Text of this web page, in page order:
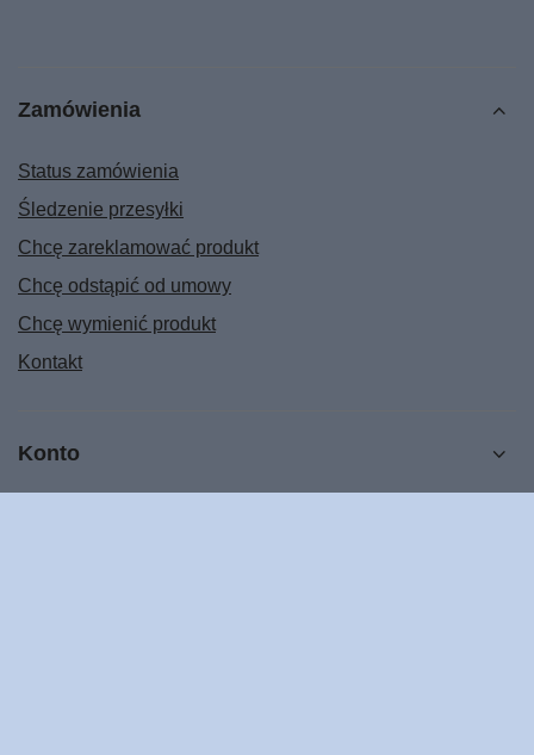
Zamówienia
Status zamówienia
Śledzenie przesyłki
Chcę zareklamować produkt
Chcę odstąpić od umowy
Chcę wymienić produkt
Kontakt
Konto